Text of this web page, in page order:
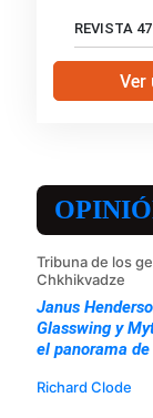
REVISTA
Ver
Tribuna de los
Chkhikvadze
Janus
Glasswing y
el panorama
Richard Clode